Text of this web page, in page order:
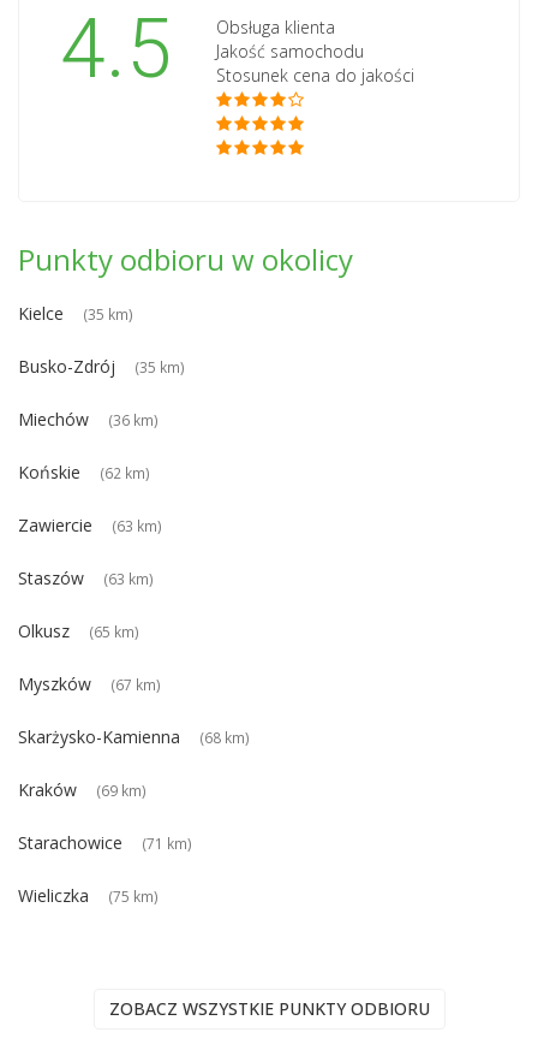
4.5
Obsługa klienta
Jakość samochodu
Stosunek cena do jakości
Punkty odbioru w okolicy
Kielce (35 km)
Busko-Zdrój (35 km)
Miechów (36 km)
Końskie (62 km)
Zawiercie (63 km)
Staszów (63 km)
Olkusz (65 km)
Myszków (67 km)
Skarżysko-Kamienna (68 km)
Kraków (69 km)
Starachowice (71 km)
Wieliczka (75 km)
ZOBACZ WSZYSTKIE PUNKTY ODBIORU